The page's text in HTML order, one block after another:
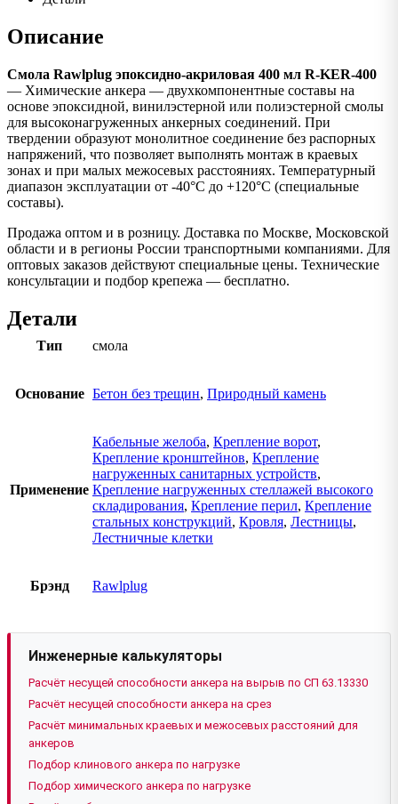
Описание
Смола Rawlplug эпоксидно-акриловая 400 мл R-KER-400
— Химические анкера — двухкомпонентные составы на
основе эпоксидной, винилэстерной или полиэстерной смолы
для высоконагруженных анкерных соединений. При
твердении образуют монолитное соединение без распорных
напряжений, что позволяет выполнять монтаж в краевых
зонах и при малых межосевых расстояниях. Температурный
диапазон эксплуатации от -40°C до +120°C (специальные
составы).
Продажа оптом и в розницу. Доставка по Москве, Московской
области и в регионы России транспортными компаниями. Для
оптовых заказов действуют специальные цены. Технические
консультации и подбор крепежа — бесплатно.
Детали
Тип смола
Основание Бетон без трещин, Природный камень
Применение
Кабельные желоба, Крепление ворот,
Крепление кронштейнов, Крепление
нагруженных санитарных устройств,
Крепление нагруженных стеллажей высокого
складирования, Крепление перил, Крепление
стальных конструкций, Кровля, Лестницы,
Лестничные клетки
Брэнд Rawlplug
Инженерные калькуляторы
Расчёт несущей способности анкера на вырыв по СП 63.13330
Расчёт несущей способности анкера на срез
Расчёт минимальных краевых и межосевых расстояний для
анкеров
Подбор клинового анкера по нагрузке
Подбор химического анкера по нагрузке